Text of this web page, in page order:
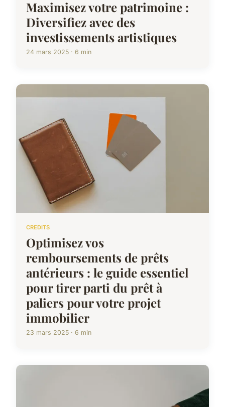
Maximisez votre patrimoine :
Diversifiez avec des
investissements artistiques
24 mars 2025 · 6 min
CREDITS
Optimisez vos
remboursements de prêts
antérieurs : le guide essentiel
pour tirer parti du prêt à
paliers pour votre projet
immobilier
23 mars 2025 · 6 min